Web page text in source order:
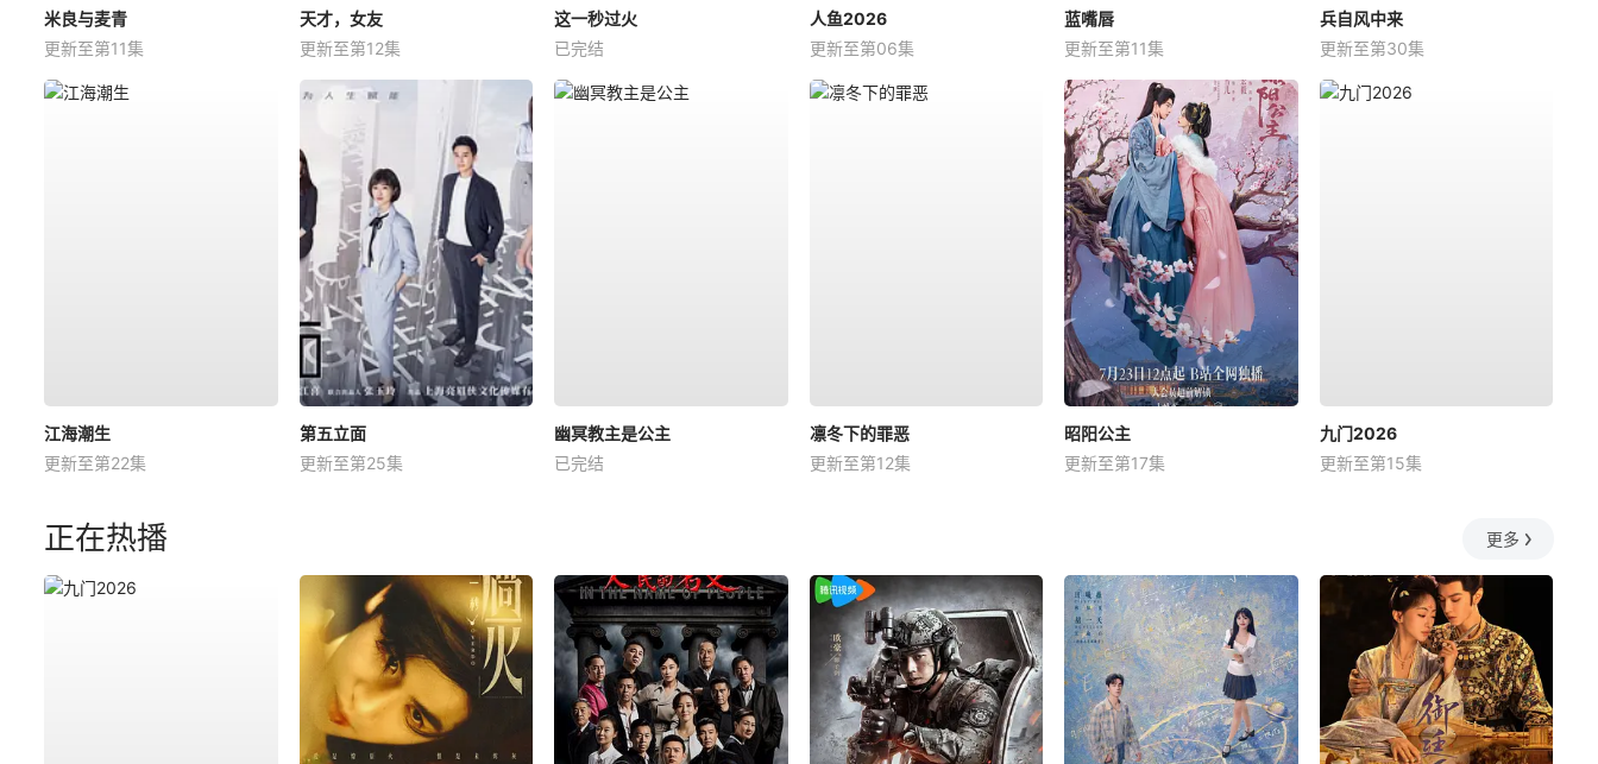
米良与麦青
更新至第11集
天才，女友
更新至第12集
这一秒过火
已完结
人鱼2026
更新至第06集
蓝嘴唇
更新至第11集
兵自风中来
更新至第30集
江海潮生
更新至第22集
第五立面
更新至第25集
幽冥教主是公主
已完结
凛冬下的罪恶
更新至第12集
昭阳公主
更新至第17集
九门2026
更新至第15集
正在热播 更多